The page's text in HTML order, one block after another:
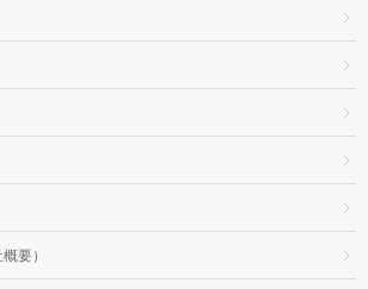
要）